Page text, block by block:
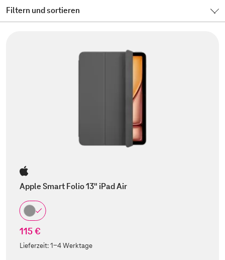
Filtern und sortieren
Apple Smart Folio 13" iPad Air
115 €
Lieferzeit:1-4 Werktage